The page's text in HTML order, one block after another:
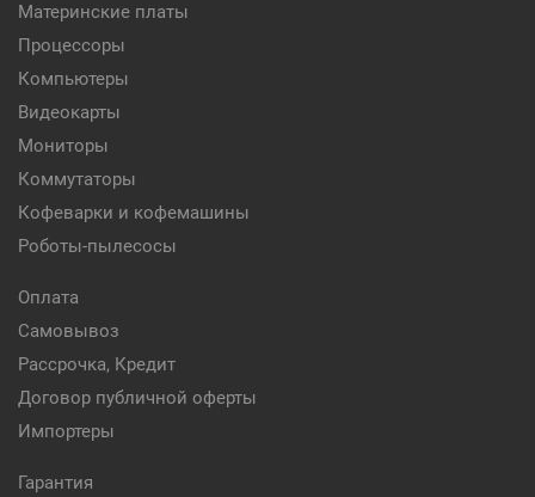
Материнские платы
Процессоры
Компьютеры
Видеокарты
Мониторы
Коммутаторы
Кофеварки и кофемашины
Роботы-пылесосы
Оплата
Самовывоз
Рассрочка, Кредит
Договор публичной оферты
Импортеры
Гарантия